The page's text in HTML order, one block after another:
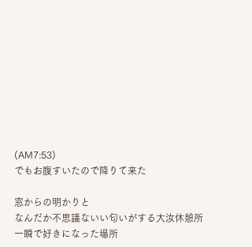
(AM7:53)
でもお腹すいたので降りて来た
窓からの明かりと
なんだか不思議ないい匂いがする大汝休憩所
一瞬で好きになった場所